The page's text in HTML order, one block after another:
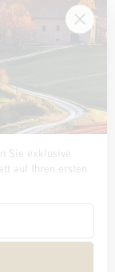
Sie exklusive
auf Ihren ersten